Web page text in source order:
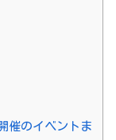
催のイベントま